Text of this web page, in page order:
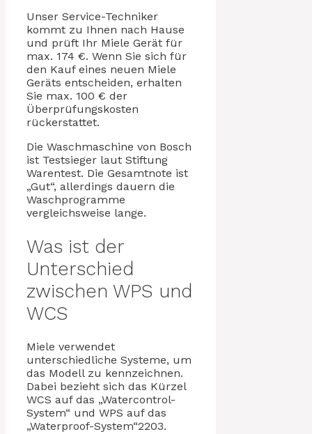
Unser Service-Techniker
kommt zu Ihnen nach Hause
und prüft Ihr Miele Gerät für
max. 174 €. Wenn Sie sich für
den Kauf eines neuen Miele
Geräts entscheiden, erhalten
Sie max. 100 € der
Überprüfungskosten
rückerstattet.
Die Waschmaschine von Bosch
ist Testsieger laut Stiftung
Warentest. Die Gesamtnote ist
„Gut“, allerdings dauern die
Waschprogramme
vergleichsweise lange.
Was ist der
Unterschied
zwischen WPS und
WCS
Miele verwendet
unterschiedliche Systeme, um
das Modell zu kennzeichnen.
Dabei bezieht sich das Kürzel
WCS auf das „Watercontrol-
System“ und WPS auf das
„Waterproof-System“2203.